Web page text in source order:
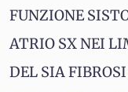
FUNZIONE
ATRIO SX NEI
DEL SIA